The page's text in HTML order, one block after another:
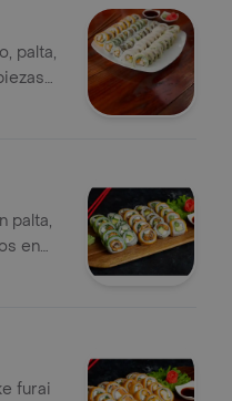
1
palta,
2
palta,
en
10